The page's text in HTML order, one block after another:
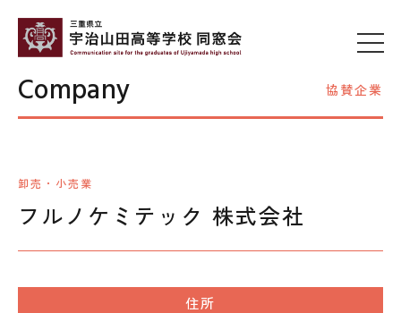
Company 協賛企業
卸売・小売業
フルノケミテック 株式会社
住所